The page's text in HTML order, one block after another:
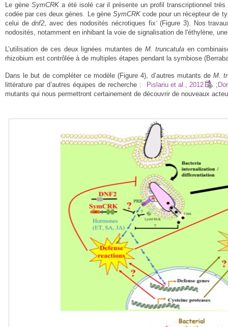
Le gène SymCRKa été isolé car il présente un profil transcriptionnel
codée par ces deux gènes. Le gène SymCRKcode pour un récepteur de
celui dednf2 , avec des nodosités nécrotiques fix-(Figure 3). Nos
nodosités, notamment en inhibant la voie de signalisation de l'éthylène,
L’utilisation de ces deux lignées mutantes de M. truncatula en
rhizobium est contrôlée à de multiples étapes pendant la symbiose
Dans le but de compléter ce modèle (Figure 4), d’autres mutants de M.
littérature par d’autres équipes de recherche :
Pislariu et al., 2012 ;
mutants qui nous permettront certainement de découvrir de nouveaux